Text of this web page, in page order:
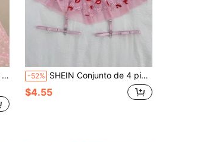
-52% SHEIN Conjunto de 4 piezas de camisón sexy con estampado de labios para mujer
$4.55